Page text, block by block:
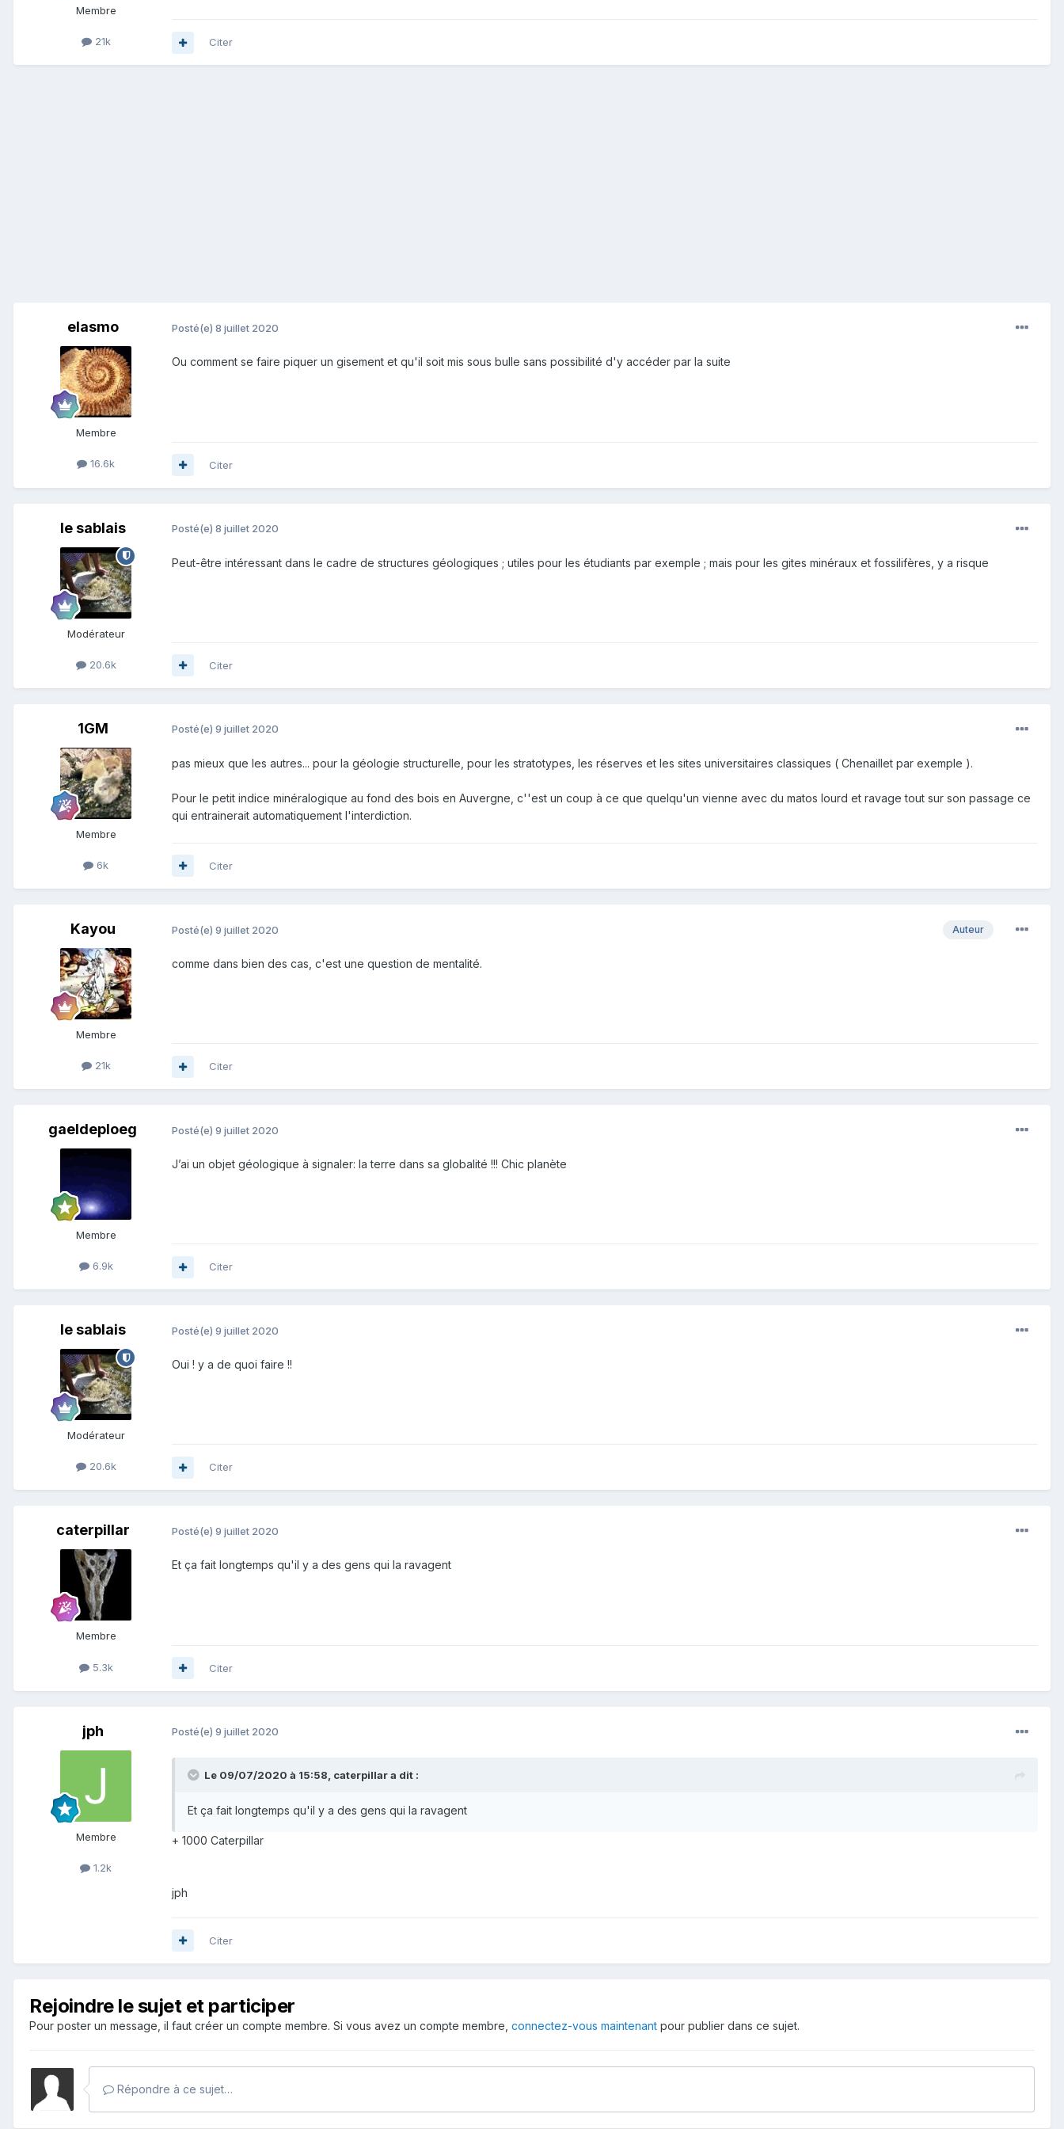
Membre
21k Citer
elasmo
Membre
16.6k
Posté(e) 8 juillet 2020
Ou comment se faire piquer un gisement et qu'il soit mis sous bulle sans possibilité d'y accéder par la suite
Citer
le sablais
Modérateur
20.6k
Posté(e) 8 juillet 2020
Peut-être intéressant dans le cadre de structures géologiques ; utiles pour les étudiants par exemple ; mais pour les gites minéraux et fossilifères, y a risque
Citer
1GM
Membre
6k
Posté(e) 9 juillet 2020
pas mieux que les autres... pour la géologie structurelle, pour les stratotypes, les réserves et les sites universitaires classiques ( Chenaillet par exemple ).
Pour le petit indice minéralogique au fond des bois en Auvergne, c''est un coup à ce que quelqu'un vienne avec du matos lourd et ravage tout sur son passage ce
qui entrainerait automatiquement l'interdiction.
Citer
Kayou
Membre
21k
Auteur
Posté(e) 9 juillet 2020
comme dans bien des cas, c'est une question de mentalité.
Citer
gaeldeploeg
Membre
6.9k
Posté(e) 9 juillet 2020
J’ai un objet géologique à signaler: la terre dans sa globalité !!! Chic planète
Citer
le sablais
Modérateur
20.6k
Posté(e) 9 juillet 2020
Oui ! y a de quoi faire !!
Citer
caterpillar
Membre
5.3k
Posté(e) 9 juillet 2020
Et ça fait longtemps qu'il y a des gens qui la ravagent
Citer
jph
Membre
1.2k
Posté(e) 9 juillet 2020
Le 09/07/2020 à 15:58, caterpillara dit :
Et ça fait longtemps qu'il y a des gens qui la ravagent
+ 1000 Caterpillar
jph
Citer
Rejoindre le sujet et participer
Pour poster un message, il faut créer un compte membre. Si vous avez un compte membre, connectez-vous maintenant pour publier dans ce sujet.
Répondre à ce sujet…